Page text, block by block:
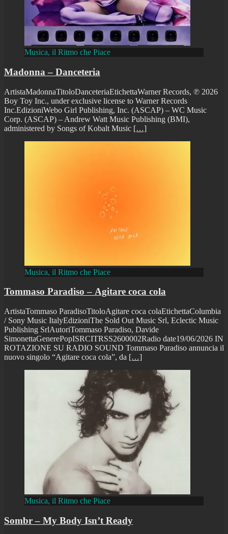
Musica, il Ritmo che Piace
Madonna – Danceteria
ArtistaMadonnaTitoloDanceteriaEtichettaWarner Records, ℗ 2026
Boy Toy Inc., under exclusive license to Warner Records
Inc.EdizioniWebo Girl Publishing, Inc. (ASCAP) – WC Music
Corp. (ASCAP) – Andrew Watt Music Publishing (BMI),
administered by Songs of Kobalt Music […]
Musica, il Ritmo che Piace
Tommaso Paradiso – Agitare coca cola
ArtistaTommaso ParadisoTitoloAgitare coca colaEtichettaColumbia
/ Sony Music ItalyEdizioniThe Sold Out Music Srl, Eclectic Music
Publishing SrlAutoriTommaso Paradiso, Davide
SimonettaGenerePopISRCITRSS2600002Radio date19/06/2026 IN
ROTAZIONE SU RADIO SOUND Tommaso Paradiso annuncia il
nuovo singolo “Agitare coca cola”, da […]
Musica, il Ritmo che Piace
Sombr – My Body Isn’t Ready